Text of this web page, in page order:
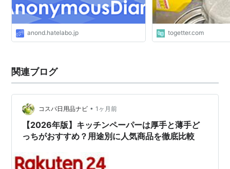
anond.hatelabo.jp togetter.com
関連ブログ
コスパ日用品ナビ • 1ヶ月前
【2026年版】キッチンペーパーは厚手と薄手ど
っちがおすすめ？用途別に人気商品を徹底比較